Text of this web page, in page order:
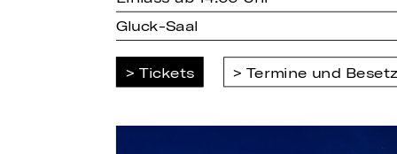
Gluck-Saal
Tickets Termine und